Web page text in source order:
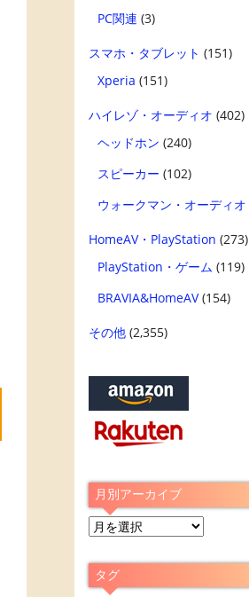
PC関連 (3)
スマホ・タブレット (151)
Xperia (151)
ハイレゾ・オーディオ (402)
ヘッドホン (240)
スピーカー (102)
ウォークマン・オーディオ
HomeAV・PlayStation (273)
PlayStation・ゲーム (119)
BRAVIA&HomeAV(154)
その他(2,355)
月別アーカイブ
月
ア
ー
タグ